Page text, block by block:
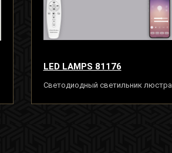
LED LAMPS 81176
Светодиодный светильник люстра
80W, белый, LED